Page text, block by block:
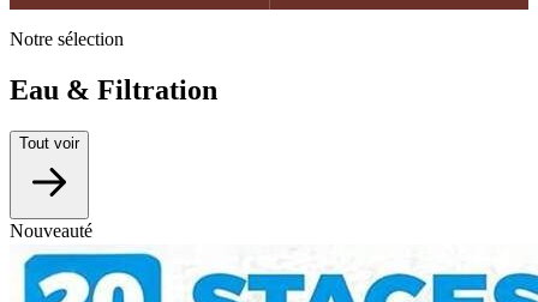
Notre sélection
Eau & Filtration
Tout voir
Nouveauté